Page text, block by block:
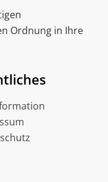
Ordnung in Ihre